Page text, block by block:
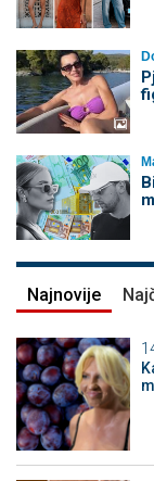
Najnovije